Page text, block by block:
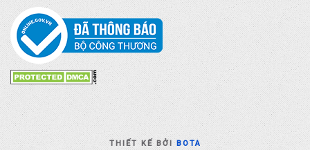
THIẾT KẾ BỞIBOTA